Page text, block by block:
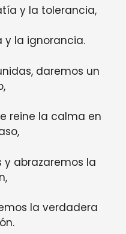
y la tolerancia,
y la ignorancia.
daremos un
reine la calma en
abrazaremos la
la verdadera